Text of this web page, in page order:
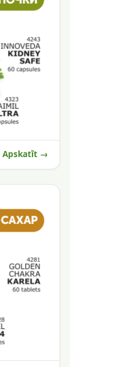
Apskatīt →